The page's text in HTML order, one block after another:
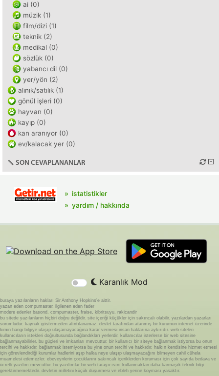
ai (0)
müzik (1)
film/dizi (1)
teknik (2)
medikal (0)
sözlük (0)
yabancı dil (0)
yer/yön (2)
alınık/satılık (1)
gönül işleri (0)
hayvan (0)
kayıp (0)
kan aranıyor (0)
ev/kalacak yer (0)
SON CEVAPLANANLAR
istatistikler
yardım / hakkında
Karanlık Mod
buraya yazılanların hakları Sir Anthony Hopkins'e aittir.
yazan eden compumaster, ilgilenen eden fader
modere edenler basond, compumaster, fraise, kibritsuyu, rakicandir
bu sitede yazılanların hiçbiri doğru değildir. site içeriği küçükler için sakıncalı olabilir. yazılardan yazarları
sorumludur. kaynak göstermeden alıntılanamaz. devlet tarafından atanmış bir kurumun internet üzerinde
kimin hangi bilgiye ulaşıp ulaşamayacağına karar vermesi insan haklarına aykırıdır. web siteleri
kullanıcıların istekleri doğrultusunda bağlandıkları yerlerdir. kullanıcılar isterlerse bir web sitesine
bağlanmayabilirler. bu güçleri ve imkanları mevcuttur. bir kullanıcı bir siteye bağlanmak istiyorsa bu onun
tercihi ve hakkıdır. bağlanmak istemiyorsa bu yine onun tercihi ve hakkıdır. halkın kendisine hizmet etmesi
için görevlendirdiği kurumlar hadlerini aşıp halka neye ulaşıp ulaşmayacağını bilmeyen cahil cühela
muamelesi edemezler. ebeveynlerin çocuklarını sakıncalı içeriklerden koruması için çok sayıda bedava ve
ücretli yazılım mevcuttur. bu yazılımlar bir web tarayıcısını kullanmaktan daha karmaşık teknik bilgi
gerektirmemektedir. devletin milletini küçük düşürmesi ve ebleh yerine koyması yasaktır.